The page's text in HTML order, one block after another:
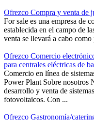
Ofrezco Compra y venta de
For sale es una empresa de
establecida en el campo de
venta se llevará a cabo
Ofrezco Comercio
para centrales eléctricas de
Comercio en línea de
Power Plant Sobre nosotros
desarrollo y venta de
fotovoltaicos. Con ...
Ofrezco Gastronomía/